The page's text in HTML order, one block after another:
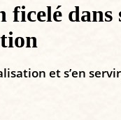
dans
et s’en